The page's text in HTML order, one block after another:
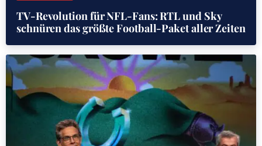
TV-Revolution für NFL-Fans: RTL und Sky
schnüren das größte Football-Paket aller Zeiten